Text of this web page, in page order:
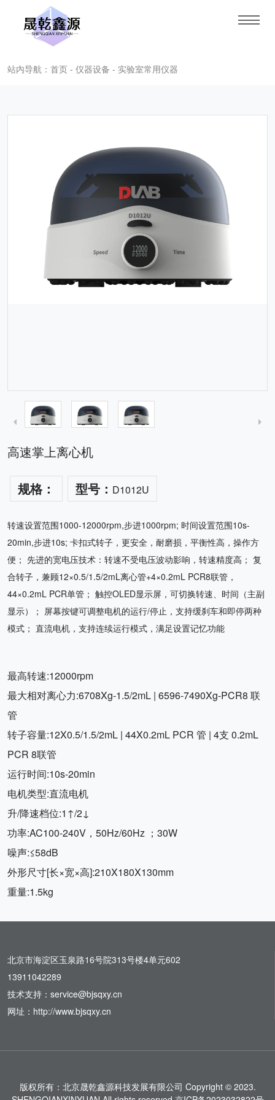
站内导航：首页 - 仪器设备 - 实验室常用仪器
高速掌上离心机
规格： 型号： D1012U
转速设置范围1000-12000rpm,步进1000rpm; 时间设置范围10s-
20min,步进10s; 卡扣式转子，更安全，耐磨损，平衡性高，操作方
便； 先进的宽电压技术：转速不受电压波动影响，转速精度高； 复
合转子，兼顾12×0.5/1.5/2mL离心管+4×0.2mL PCR8联管，
44×0.2mL PCR单管； 触控OLED显示屏，可切换转速、时间（主副
显示）； 屏幕按键可调整电机的运行/停止，支持缓刹车和即停两种
模式； 直流电机，支持连续运行模式，满足设置记忆功能
最高转速:12000rpm
最大相对离心力:6708Xg-1.5/2mL | 6596-7490Xg-PCR8 联
管
转子容量:12X0.5/1.5/2mL | 44X0.2mL PCR 管 | 4支 0.2mL
PCR 8联管
运行时间:10s-20min
电机类型:直流电机
升/降速档位:1↑/2↓
功率:AC100-240V，50Hz/60Hz ；30W
噪声:≤58dB
外形尺寸[长×宽×高]:210X180X130mm
重量:1.5kg
北京市海淀区玉泉路16号院313号楼4单元602
13911042289
技术支持：service@bjsqxy.cn
网址：http://www.bjsqxy.cn
版权所有：北京晟乾鑫源科技发展有限公司 Copyright © 2023.